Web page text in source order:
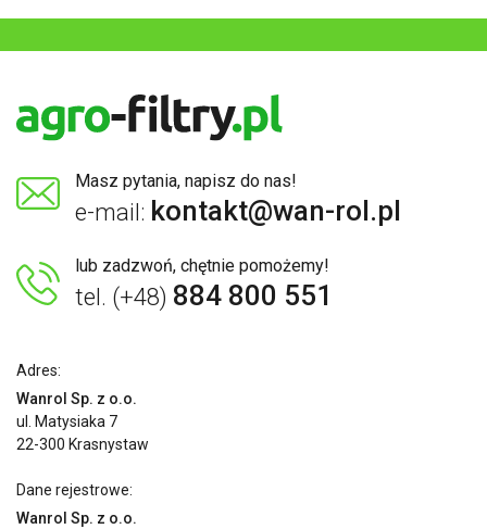
Masz pytania, napisz do nas!
e-mail: kontakt@wan-rol.pl
lub zadzwoń, chętnie pomożemy!
tel. (+48) 884 800 551
Adres:
Wanrol Sp. z o.o.
ul. Matysiaka 7
22-300 Krasnystaw
Dane rejestrowe:
Wanrol Sp. z o.o.